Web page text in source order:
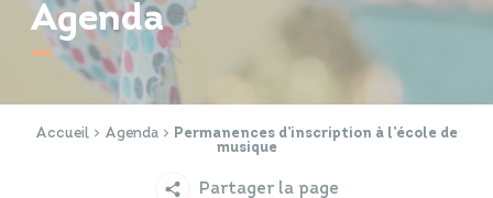
RECHERCHE
Agenda
Accueil Agenda
Permanences d’inscription à l’école de
musique
Partager la page
Papiers d'identité Portail Famille